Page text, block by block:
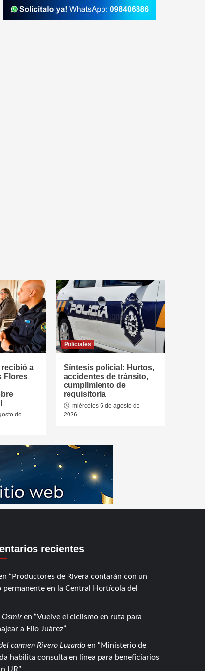
a
Flores
de
Policiales
Síntesis policial: Hurtos,
accidentes de tránsito,
cumplimiento de
requisitoria
miércoles 5 de agosto de
2026
recientes
Productores de Rivera contarán con un
permanente en la Central Hortícola del
Osmiren
Vuelve el ciclismo en ruta para
a Elio Juárez
carmen Rivero Luzardoen
Ministerio de
habilita consulta en línea para beneficiarios
UR